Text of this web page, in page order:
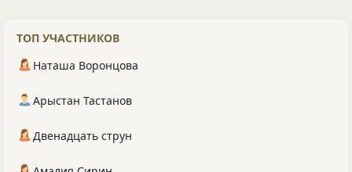
ТОП УЧАСТНИКОВ
Наташа Воронцова
Арыстан Тастанов
Двенадцать струн